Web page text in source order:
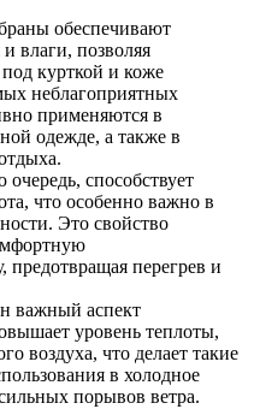
обеспечивают
влаги, позволяя
курткой и коже
неблагоприятных
применяются в
одежде, а также в
способствует
что особенно важно в
Это свойство
предотвращая перегрев и
важный аспект
уровень теплоты,
воздуха, что делает такие
в холодное
порывов ветра.